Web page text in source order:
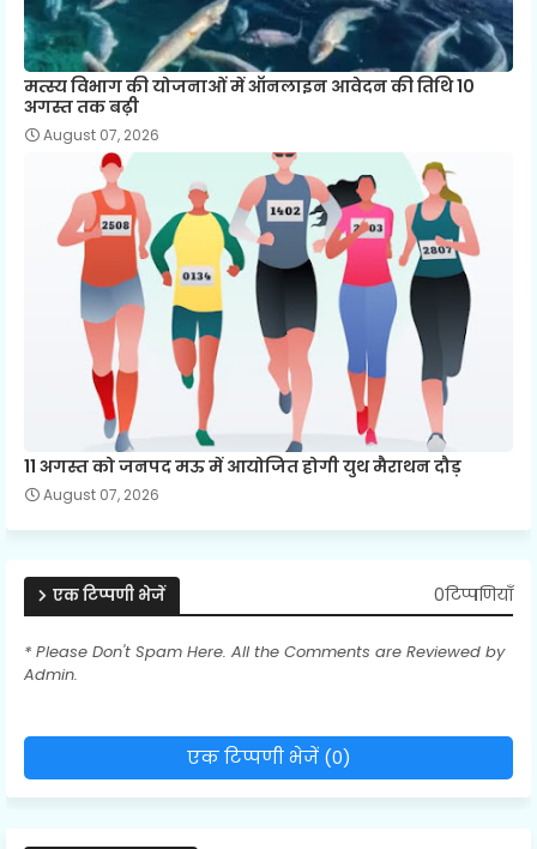
मत्स्य विभाग की योजनाओं में ऑनलाइन आवेदन की तिथि 10
अगस्त तक बढ़ी
August 07, 2026
11 अगस्त को जनपद मऊ में आयोजित होगी युथ मैराथन दौड़
August 07, 2026
एक टिप्पणी भेजें 0टिप्पणियाँ
* Please Don't Spam Here. All the Comments are Reviewed by
Admin.
एक टिप्पणी भेजें (0)